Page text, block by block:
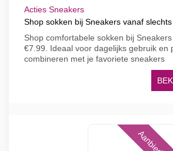
Acties Sneakers
Shop sokken bij Sneakers vanaf
Shop comfortabele sokken bij
€7.99. Ideaal voor dagelijks gebruik en
combineren met je favoriete sneakers